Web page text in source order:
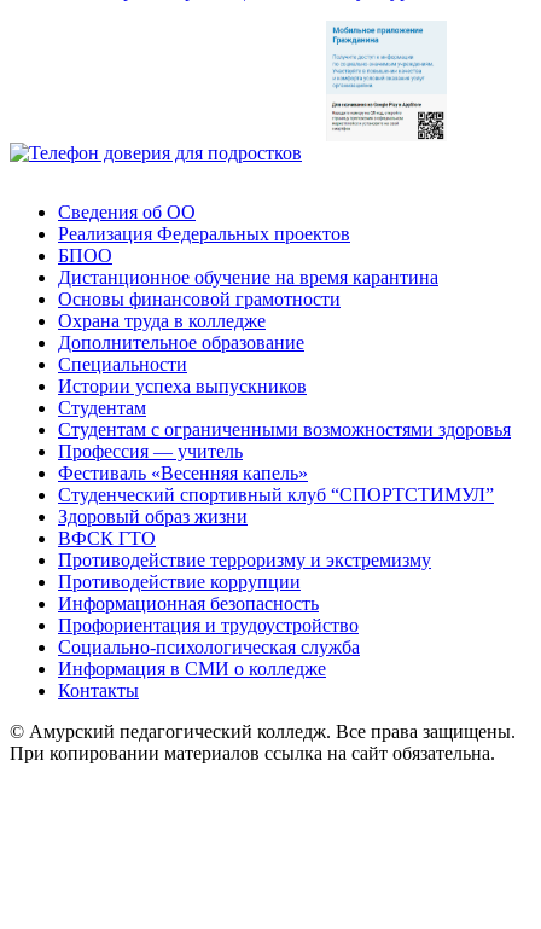
Сведения об ОО
Реализация Федеральных проектов
БПОО
Дистанционное обучение на время карантина
Основы финансовой грамотности
Охрана труда в колледже
Дополнительное образование
Специальности
Истории успеха выпускников
Студентам
Студентам с ограниченными возможностями здоровья
Профессия — учитель
Фестиваль «Весенняя капель»
Студенческий спортивный клуб “СПОРТСТИМУЛ”
Здоровый образ жизни
ВФСК ГТО
Противодействие терроризму и экстремизму
Противодействие коррупции
Информационная безопасность
Профориентация и трудоустройство
Социально-психологическая служба
Информация в СМИ о колледже
Контакты
© Амурский педагогический колледж. Все права защищены.
При копировании материалов ссылка на сайт обязательна.